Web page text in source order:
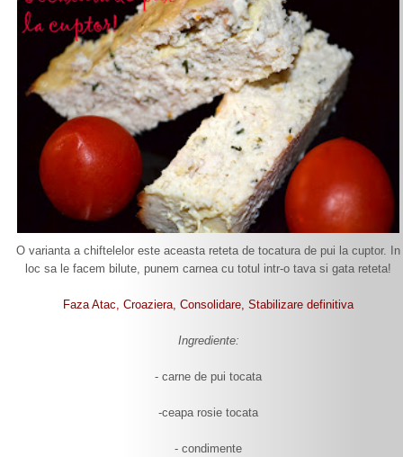
O varianta a chiftelelor este aceasta reteta de tocatura de pui la cuptor. In
loc sa le facem bilute, punem carnea cu totul intr-o tava si gata reteta!
Faza Atac, Croaziera, Consolidare, Stabilizare definitiva
Ingrediente:
- carne de pui tocata
-ceapa rosie tocata
- condimente